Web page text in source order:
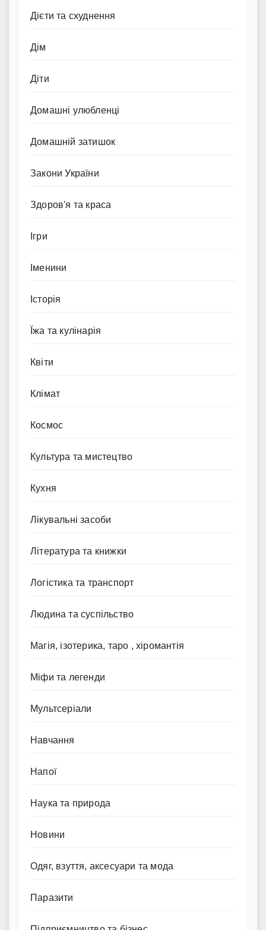
Дієти та схуднення
Дім
Діти
Домашні улюбленці
Домашній затишок
Закони України
Здоров'я та краса
Ігри
Іменини
Історія
Їжа та кулінарія
Квіти
Клімат
Космос
Культура та мистецтво
Кухня
Лікувальні засоби
Література та книжки
Логістика та транспорт
Людина та суспільство
Магія, ізотерика, таро , хіромантія
Міфи та легенди
Мультсеріали
Навчання
Напої
Наука та природа
Новини
Одяг, взуття, аксесуари та мода
Паразити